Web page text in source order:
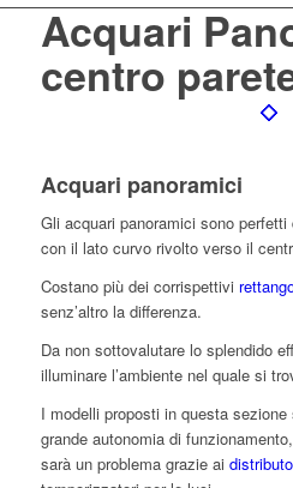
Acquari
centro
Acquari panoramici
Gli acquari panoramici sono
con il lato curvo rivolto verso il
Costano più dei corrispettivi
senz’altro la differenza.
Da non sottovalutare lo splendido
illuminare l’ambiente nel quale si
I modelli proposti in questa
grande autonomia di
sarà un problema grazie ai